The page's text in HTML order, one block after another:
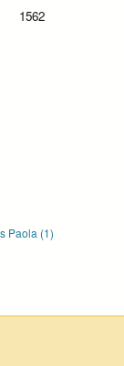
1562
Paola (1)